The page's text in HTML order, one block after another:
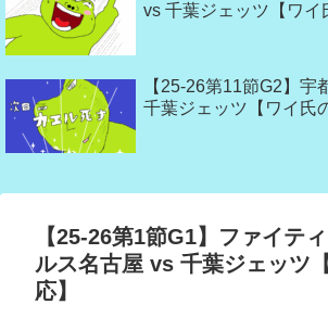
vs 千葉ジェッツ【ワイ
【25-26第11節G2】宇
千葉ジェッツ【ワイ氏
【25-26第1節G1】ファイテ
ルス名古屋 vs 千葉ジェッツ
応】